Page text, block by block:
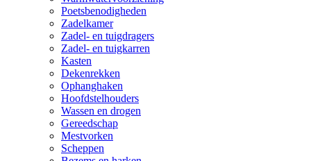
Poetsbenodigheden
Zadelkamer
Zadel- en tuigdragers
Zadel- en tuigkarren
Kasten
Dekenrekken
Ophanghaken
Hoofdstelhouders
Wassen en drogen
Gereedschap
Mestvorken
Scheppen